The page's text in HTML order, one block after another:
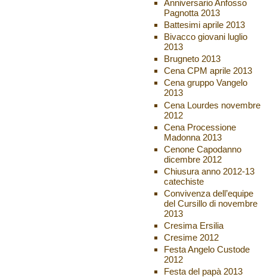
Anniversario Anfosso
Pagnotta 2013
Battesimi aprile 2013
Bivacco giovani luglio
2013
Brugneto 2013
Cena CPM aprile 2013
Cena gruppo Vangelo
2013
Cena Lourdes novembre
2012
Cena Processione
Madonna 2013
Cenone Capodanno
dicembre 2012
Chiusura anno 2012-13
catechiste
Convivenza dell’equipe
del Cursillo di novembre
2013
Cresima Ersilia
Cresime 2012
Festa Angelo Custode
2012
Festa del papà 2013